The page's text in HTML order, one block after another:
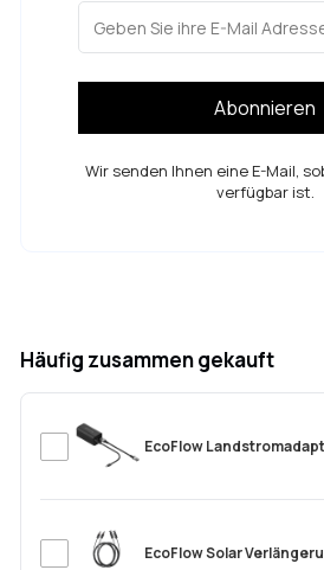
Abonnieren
Wir senden Ihnen eine E-Mail,
verfügbar ist.
Häufig zusammen gekauft
EcoFlow
EcoFlow Solar